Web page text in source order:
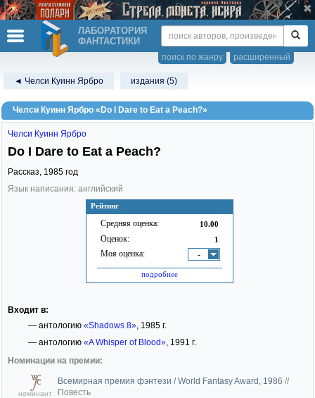
ЛАБОРАТОРИЯ
ФАНТАСТИКИ
расширенный
поиск по жанру
◄ Челси Куинн Ярбро издания (5)
Челси Куинн Ярбро «Do I Dare to Eat a Peach?»
Рейтинг
Средняя оценка: 10.00
Оценок: 1
Моя оценка: -
подробнее
Челси Куинн Ярбро
Do I Dare to Eat a Peach?
Рассказ, 1985 год
Язык написания: английский
Входит в:
— антологию «Shadows 8», 1985 г.
— антологию «A Whisper of Blood», 1991 г.
Номинации на премии:
номинант
Всемирная премия фэнтези / World Fantasy Award, 1986 //
Повесть